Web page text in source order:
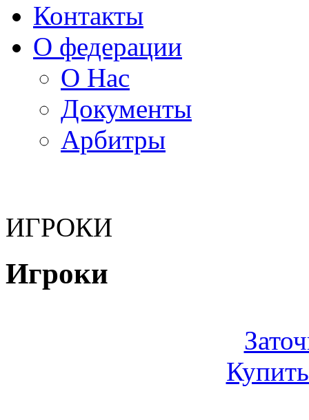
Контакты
О федерации
О Нас
Документы
Арбитры
ИГРОКИ
Игроки